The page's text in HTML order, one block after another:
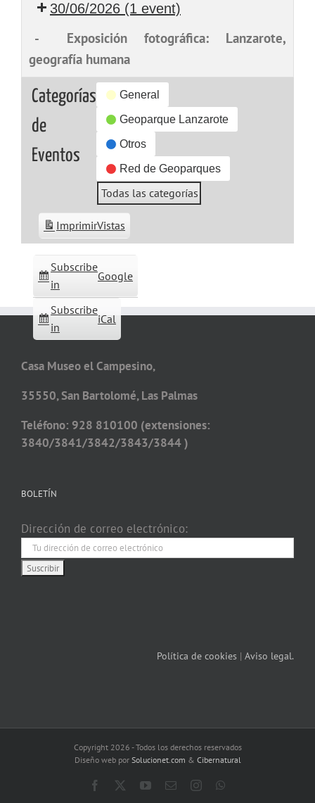
30/06/2026 (1 event)
-
Exposición fotográfica: Lanzarote,
geografía humana
Categorías
de
Eventos
General
Geoparque Lanzarote
Otros
Red de Geoparques
Todas las categorías
Subscribe
in
Google
Subscribe
in
iCal
ImprimirVistas
Casa Museo el Campesino,
35550, San Bartolomé, Las Palmas
Teléfono: 928 810100 (extensiones:
3840/3841/3842/3843/3844 )
BOLETÍN
Dirección de correo electrónico:
Política de cookies | Aviso legal.
Copyright 2026 - Todos los derechos reservados
Diseño web por Solucionet.com & Cibernatural
Facebook YouTube
CorreoInstagram